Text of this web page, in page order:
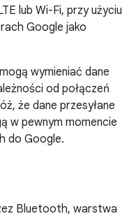
lub Wi-Fi, przy użyciu
Google jako
wymieniać dane
od połączeń
że dane przesyłane
w pewnym momencie
do Google.
Bluetooth, warstwa